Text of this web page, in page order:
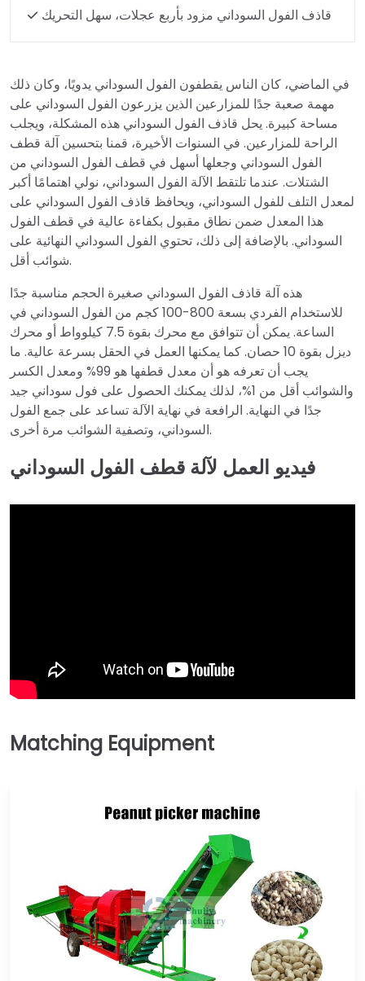
قاذف الفول السوداني مزود بأربع عجلات، سهل التحريك
في الماضي، كان الناس يقطفون الفول السوداني يدويًا، وكان ذلك
مهمة صعبة جدًا للمزارعين الذين يزرعون الفول السوداني على
مساحة كبيرة. يحل قاذف الفول السوداني هذه المشكلة، ويجلب
الراحة للمزارعين. في السنوات الأخيرة، قمنا بتحسين آلة قطف
الفول السوداني وجعلها أسهل في قطف الفول السوداني من
الشتلات. عندما تلتقط الآلة الفول السوداني، نولي اهتمامًا أكبر
لمعدل التلف للفول السوداني، ويحافظ قاذف الفول السوداني على
هذا المعدل ضمن نطاق مقبول بكفاءة عالية في قطف الفول
السوداني. بالإضافة إلى ذلك، تحتوي الفول السوداني النهائية على
شوائب أقل.
هذه آلة قاذف الفول السوداني صغيرة الحجم مناسبة جدًا
للاستخدام الفردي بسعة 800-100 كجم من الفول السوداني في
الساعة. يمكن أن تتوافق مع محرك بقوة 7.5 كيلوواط أو محرك
ديزل بقوة 10 حصان. كما يمكنها العمل في الحقل بسرعة عالية. ما
يجب أن تعرفه هو أن معدل قطفها هو 99% ومعدل الكسر
والشوائب أقل من 1%، لذلك يمكنك الحصول على فول سوداني جيد
جدًا في النهاية. الرافعة في نهاية الآلة تساعد على جمع الفول
السوداني، وتصفية الشوائب مرة أخرى.
فيديو العمل لآلة قطف الفول السوداني